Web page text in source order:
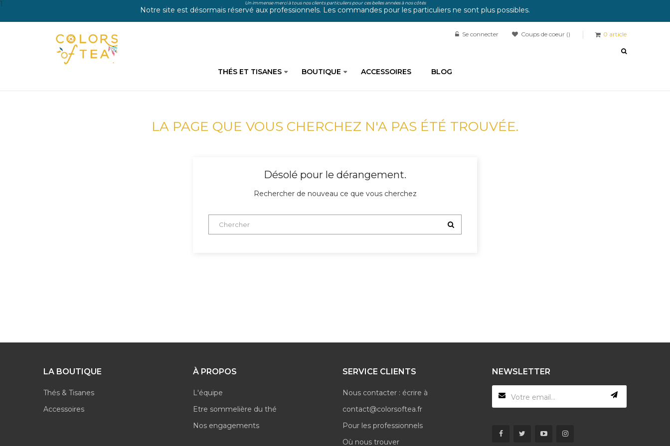
1 Un immense merci à tous nos clients particuliers pour ces belles années à nos côtés
Notre site est désormais réservé aux professionnels. Les commandes pour les particuliers ne sont plus possibles.
0 article
Se connecter Coups de coeur
THÉS ET TISANES BOUTIQUE ACCESSOIRES BLOG
LA PAGE QUE VOUS CHERCHEZ N'A PAS ÉTÉ TROUVÉE.
Désolé pour le dérangement.
Rechercher de nouveau ce que vous cherchez
LA BOUTIQUE
Thés & Tisanes
Accessoires
À PROPOS
L'équipe
Etre sommelière du thé
Nos engagements
SERVICE CLIENTS
Nous contacter : écrire à
contact@colorsoftea.fr
Pour les professionnels
Où nous trouver
NEWSLETTER